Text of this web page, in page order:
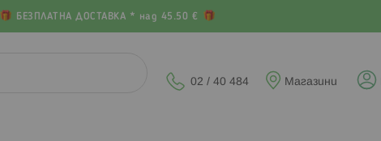
БЕЗПЛАТНА ДОСТАВКА * над 45.50 €
Магазини
02 / 40 484